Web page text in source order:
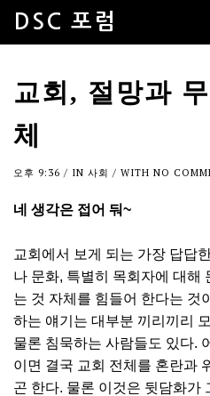
DSC 포럼
교회, 절망과
체
오후 9:36 / IN 사회 / WITH NO
네 생각은 접어 둬~
교회에서 보게 되는 가장 답답
나 문화, 특별히 목회자에 대해
는 것 자체를 힘들어 한다는 것
하는 얘기는 대부분 끼리끼리
물론 침묵하는 사람들도 있다.
이면 결국 교회 전체를 혼란과
곤 한다. 물론 이것은 뒷담화가